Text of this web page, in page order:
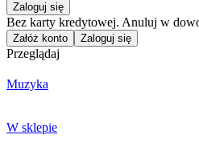
Zaloguj się
Bez karty kredytowej. Anuluj w
Załóż konto Zaloguj się
Przeglądaj
Muzyka
W sklepie